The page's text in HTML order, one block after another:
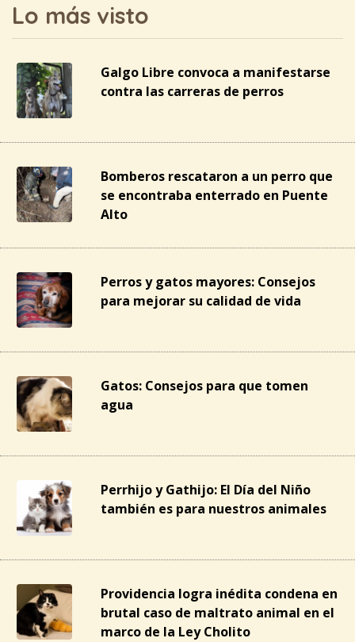
Lo más visto
Galgo Libre convoca a manifestarse
contra las carreras de perros
Bomberos rescataron a un perro que
se encontraba enterrado en Puente
Alto
Perros y gatos mayores: Consejos
para mejorar su calidad de vida
Gatos: Consejos para que tomen
agua
Perrhijo y Gathijo: El Día del Niño
también es para nuestros animales
Providencia logra inédita condena en
brutal caso de maltrato animal en el
marco de la Ley Cholito